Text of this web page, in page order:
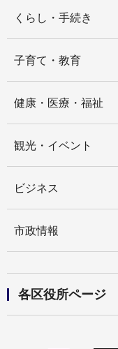
くらし・手続き
子育て・教育
健康・医療・福祉
観光・イベント
ビジネス
市政情報
各区役所ページ